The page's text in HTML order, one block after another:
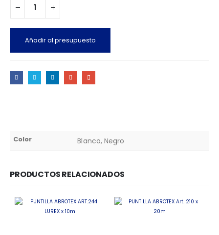
Añadir al presupuesto
Color Blanco, Negro
PRODUCTOS RELACIONADOS